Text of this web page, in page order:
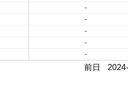
-
-
-
-
-
前日